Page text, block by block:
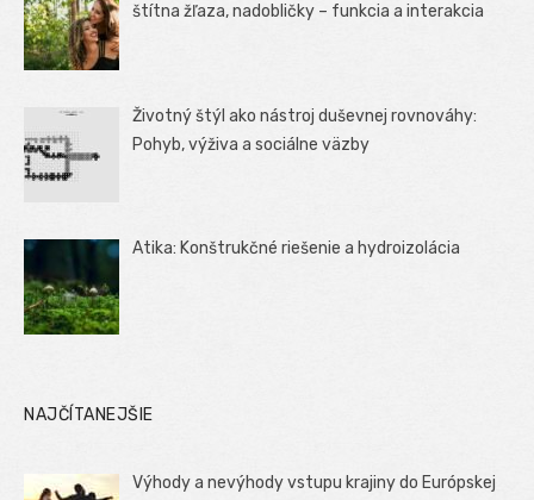
štítna žľaza, nadobličky – funkcia a interakcia
Životný štýl ako nástroj duševnej rovnováhy:
Pohyb, výživa a sociálne väzby
Atika: Konštrukčné riešenie a hydroizolácia
NAJČÍTANEJŠIE
Výhody a nevýhody vstupu krajiny do Európskej